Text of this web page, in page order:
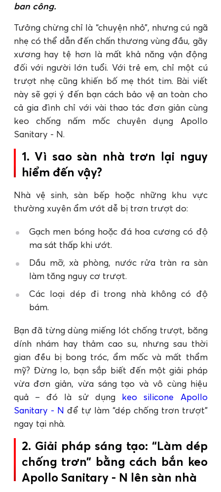
ban công.
Tưởng chừng chỉ là “chuyện nhỏ”, nhưng cú ngã
nhẹ có thể dẫn đến chấn thương vùng đầu, gãy
xương hay tệ hơn là mất khả năng vận động
đối với người lớn tuổi. Với trẻ em, chỉ một cú
trượt nhẹ cũng khiến bố mẹ thót tim. Bài viết
này sẽ gợi ý đến bạn cách bảo vệ an toàn cho
cả gia đình chỉ với vài thao tác đơn giản cùng
keo chống nấm mốc chuyên dụng Apollo
Sanitary - N.
1. Vì sao sàn nhà trơn lại nguy
hiểm đến vậy?
Nhà vệ sinh, sàn bếp hoặc những khu vực
thường xuyên ẩm ướt dễ bị trơn trượt do:
Gạch men bóng hoặc đá hoa cương có độ
ma sát thấp khi ướt.
Dầu mỡ, xà phòng, nước rửa tràn ra sàn
làm tăng nguy cơ trượt.
Các loại dép đi trong nhà không có độ
bám.
Bạn đã từng dùng miếng lót chống trượt, băng
dính nhám hay thảm cao su, nhưng sau thời
gian đều bị bong tróc, ẩm mốc và mất thẩm
mỹ? Đừng lo, bạn sắp biết đến một giải pháp
vừa đơn giản, vừa sáng tạo và vô cùng hiệu
quả – đó là sử dụng keo silicone Apollo
Sanitary - N để tự làm “dép chống trơn trượt”
ngay tại nhà.
2. Giải pháp sáng tạo: “Làm dép
chống trơn” bằng cách bắn keo
Apollo Sanitary - N lên sàn nhà